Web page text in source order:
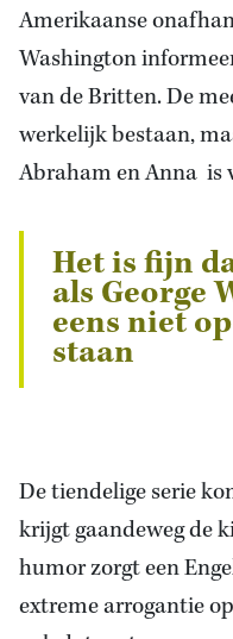
Amerikaanse
Washington
van de Britten. De
werkelijk bestaan,
Abraham en Anna is
Het is fijn
als George
eens niet
staan
De tiendelige serie
krijgt gaandeweg de
humor zorgt een
extreme arrogantie